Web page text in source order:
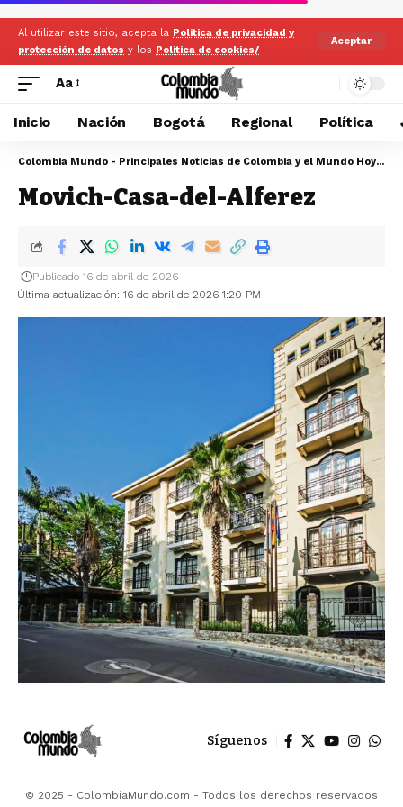
Al utilizar este sitio, acepta la Politica de privacidad y
protección de datos y los Politica de cookies/
Aceptar
Aa
Inicio Nación Bogotá Regional Política
Colombia Mundo - Principales Noticias de Colombia y el Mundo Hoy
>
Movich-Casa-del-Alferez
Última actualización: 16 de abril de 2026 1:20 PM
Publicado 16 de abril de 2026
Síguenos
© 2025 - ColombiaMundo.com - Todos los derechos reservados